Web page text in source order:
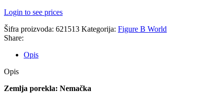
Login to see prices
Šifra proizvoda: 621513 Kategorija: Figure B World
Share:
Opis
Opis
Zemlja porekla: Nemačka